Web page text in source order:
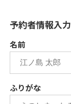
予約者情報入力
名前
ふりがな